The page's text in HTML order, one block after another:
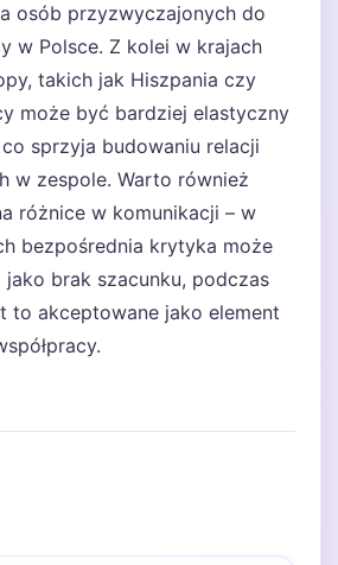
osób przyzwyczajonych do
w Polsce. Z kolei w krajach
takich jak Hiszpania czy
może być bardziej elastyczny
sprzyja budowaniu relacji
w zespole. Warto również
różnice w komunikacji – w
bezpośrednia krytyka może
brak szacunku, podczas
to akceptowane jako element